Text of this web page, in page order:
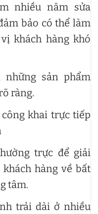
nhiều năm sửa
bảo có thể làm
khách hàng khó
sản phẩm
ràng.
khai trực tiếp
trực để giải
hàng về bất
tâm.
trải dài ở nhiều